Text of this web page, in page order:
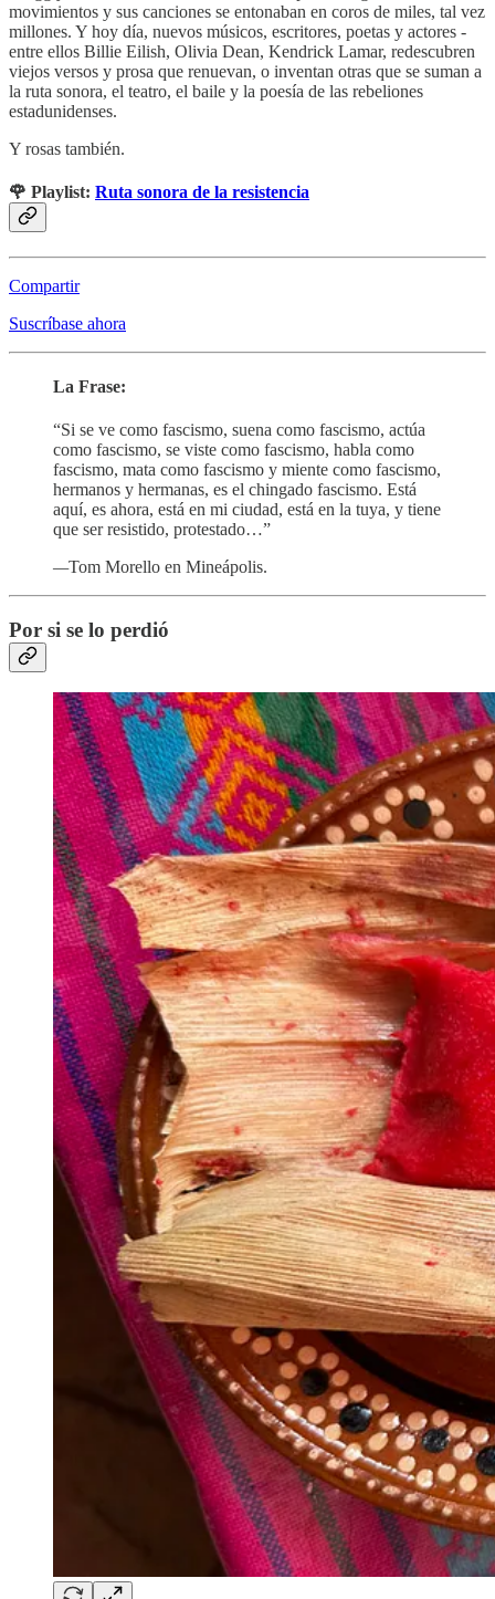
movimientos y sus canciones se entonaban en coros de miles, tal vez
millones. Y hoy día, nuevos músicos, escritores, poetas y actores -
entre ellos Billie Eilish, Olivia Dean, Kendrick Lamar, redescubren
viejos versos y prosa que renuevan, o inventan otras que se suman a
la ruta sonora, el teatro, el baile y la poesía de las rebeliones
estadunidenses.
Y rosas también.
🌹 Playlist: Ruta sonora de la resistencia
Compartir
Suscríbase ahora
La Frase:
“Si se ve como fascismo, suena como fascismo, actúa
como fascismo, se viste como fascismo, habla como
fascismo, mata como fascismo y miente como fascismo,
hermanos y hermanas, es el chingado fascismo. Está
aquí, es ahora, está en mi ciudad, está en la tuya, y tiene
que ser resistido, protestado…”
—Tom Morello en Mineápolis.
Por si se lo perdió